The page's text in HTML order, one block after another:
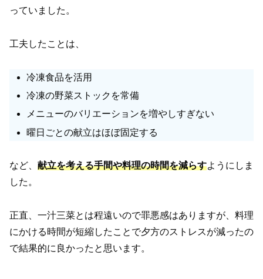
っていました。
工夫したことは、
冷凍食品を活用
冷凍の野菜ストックを常備
メニューのバリエーションを増やしすぎない
曜日ごとの献立はほぼ固定する
など、 献立を考える手間や料理の時間を減らすようにしま
した。
正直、一汁三菜とは程遠いので罪悪感はありますが、料理
にかける時間が短縮したことで夕方のストレスが減ったの
で結果的に良かったと思います。